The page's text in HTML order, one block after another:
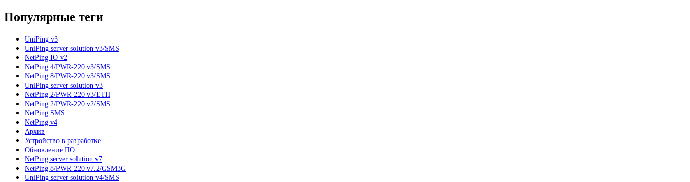
Популярные теги
UniPing v3
UniPing server solution v3/SMS
NetPing IO v2
NetPing 4/PWR-220 v3/SMS
NetPing 8/PWR-220 v3/SMS
UniPing server solution v3
NetPing 2/PWR-220 v3/ETH
NetPing 2/PWR-220 v2/SMS
NetPing SMS
NetPing v4
Архив
Устройство в разработке
Обновление ПО
NetPing server solution v7
NetPing 8/PWR-220 v7.2/GSM3G
UniPing server solution v4/SMS